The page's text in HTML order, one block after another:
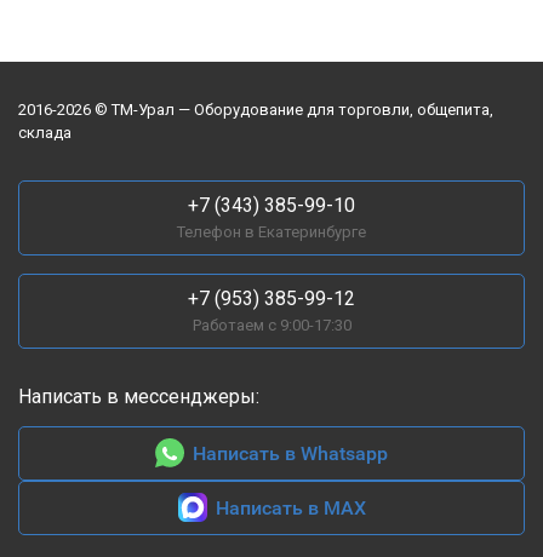
2016-2026 © ТМ-Урал — Оборудование для торговли, общепита,
склада
+7 (343) 385-99-10
Телефон в Екатеринбурге
+7 (953) 385-99-12
Работаем с 9:00-17:30
Написать в мессенджеры:
Написать в Whatsapp
Написать в MAX